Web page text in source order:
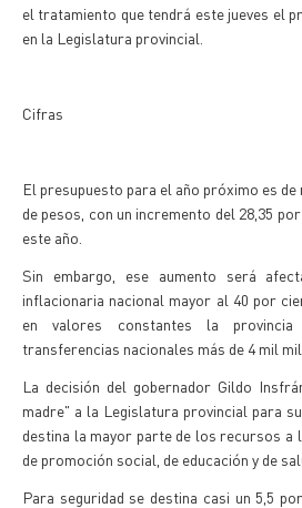
el tratamiento que tendrá este jueves el
en la Legislatura provincial.
Cifras
El presupuesto para el año próximo es de
de pesos, con un incremento del 28,35
este año.
Sin embargo, ese aumento será
inflacionaria nacional mayor al 40 por
en valores constantes la
transferencias nacionales más de 4 mil
La decisión del gobernador Gildo
madre" a la Legislatura provincial para
destina la mayor parte de los recursos a
de promoción social, de educación y de
Para seguridad se destina casi un 5,5